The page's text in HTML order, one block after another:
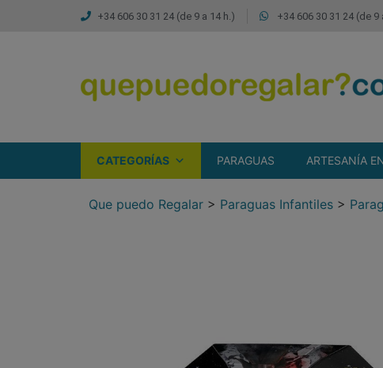
+34 606 30 31 24 (de 9 a 14 h.) +34 606 30 31 24 (de 9
CATEGORÍAS PARAGUAS ARTESANÍA
Que puedo Regalar > Paraguas Infantiles >